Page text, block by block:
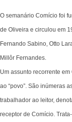
O semanário Comício foi
de Oliveira e circulou em
Fernando Sabino, Otto
Millôr Fernandes.
Um assunto recorrente
ao “povo”. São inúmeras
trabalhador ao leitor,
receptor de Comício.